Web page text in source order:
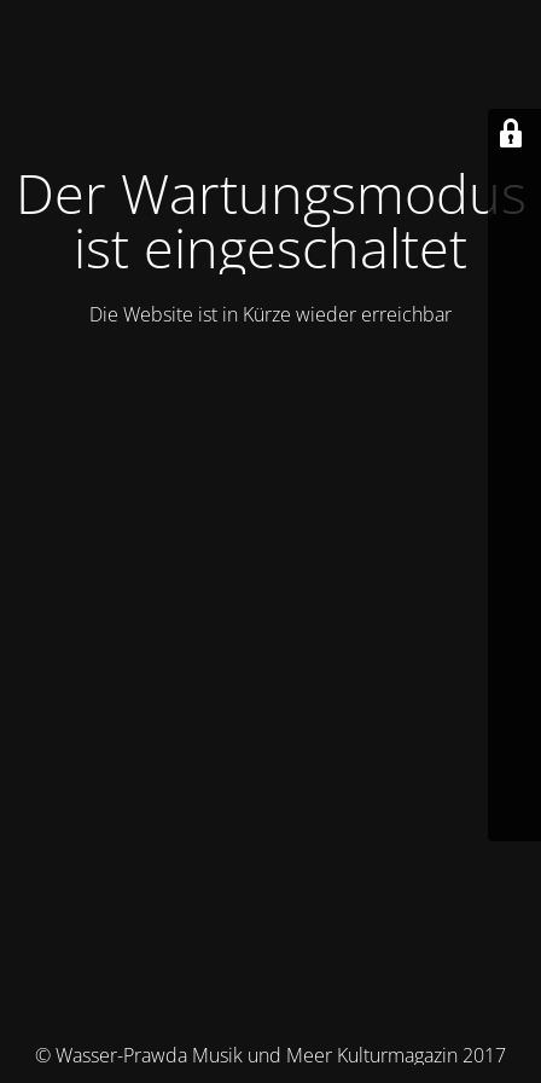
Der Wartungsmodus
ist eingeschaltet
Die Website ist in Kürze wieder erreichbar
© Wasser-Prawda Musik und Meer Kulturmagazin 2017